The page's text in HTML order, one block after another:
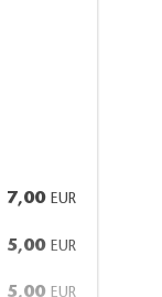
7,00 EUR
5,00EUR
5,00 EUR